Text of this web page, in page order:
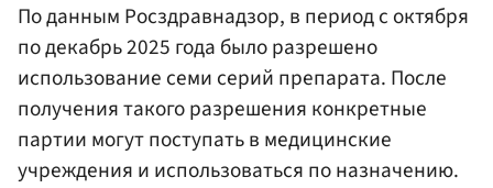
По данным Росздравнадзор, в период с октября
по декабрь 2025 года было разрешено
использование семи серий препарата. После
получения такого разрешения конкретные
партии могут поступать в медицинские
учреждения и использоваться по назначению.